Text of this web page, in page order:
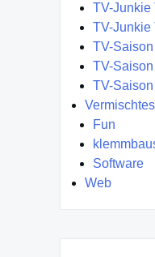
TV-Junkie
TV-Junkie
TV-
TV-
TV-
Vermischtes
Fun
Software
Web